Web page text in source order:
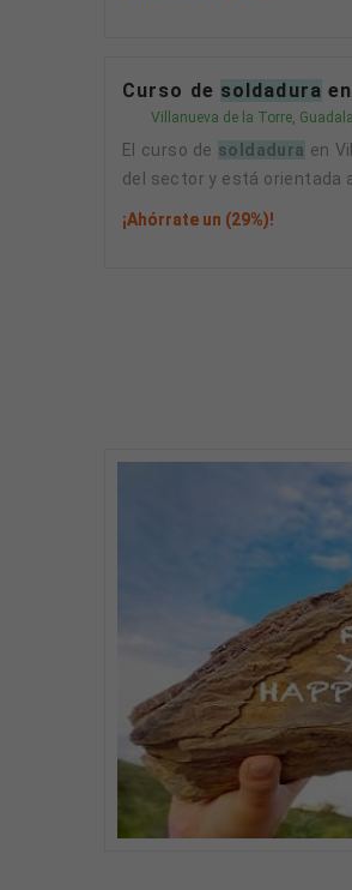
Curso de soldadura
Villanueva de la Torre,
El curso de soldadura en
del sector y está orientada
¡Ahórrate un (29%)!